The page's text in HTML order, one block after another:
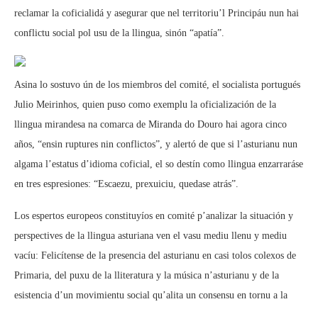
reclamar la coficialidá y asegurar que nel territoriu’l Principáu nun hai
conflictu social pol usu de la llingua, sinón “apatía”.
Asina lo sostuvo ún de los miembros del comité, el socialista portugués
Julio Meirinhos, quien puso como exemplu la oficialización de la
llingua mirandesa na comarca de Miranda do Douro hai agora cinco
años, “ensin ruptures nin conflictos”, y alertó de que si l’asturianu nun
algama l’estatus d’idioma coficial, el so destín como llingua enzarraráse
en tres espresiones: “Escaezu, prexuiciu, quedase atrás”.
Los espertos europeos constituyíos en comité p’analizar la situación y
perspectives de la llingua asturiana ven el vasu mediu llenu y mediu
vacíu: Felicítense de la presencia del asturianu en casi tolos colexos de
Primaria, del puxu de la lliteratura y la música n’asturianu y de la
esistencia d’un movimientu social qu’alita un consensu en tornu a la